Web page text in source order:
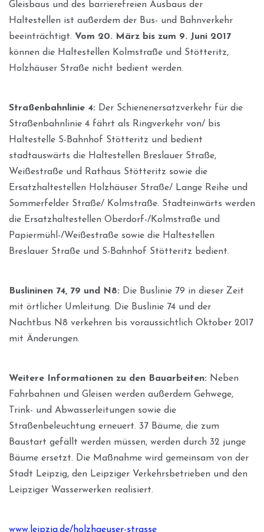
Gleisbaus und des barrierefreien Ausbaus der
Haltestellen ist außerdem der Bus- und Bahnverkehr
beeinträchtigt. Vom 20. März bis zum 9. Juni 2017
können die Haltestellen Kolmstraße und Stötteritz,
Holzhäuser Straße nicht bedient werden.
Straßenbahnlinie 4: Der Schienenersatzverkehr für die
Straßenbahnlinie 4 fährt als Ringverkehr von/ bis
Haltestelle S-Bahnhof Stötteritz und bedient
stadtauswärts die Haltestellen Breslauer Straße,
Weißestraße und Rathaus Stötteritz sowie die
Ersatzhaltestellen Holzhäuser Straße/ Lange Reihe und
Sommerfelder Straße/ Kolmstraße. Stadteinwärts werden
die Ersatzhaltestellen Oberdorf-/Kolmstraße und
Papiermühl-/Weißestraße sowie die Haltestellen
Breslauer Straße und S-Bahnhof Stötteritz bedient.
Buslininen 74, 79 und N8: Die Buslinie 79 in dieser Zeit
mit örtlicher Umleitung. Die Buslinie 74 und der
Nachtbus N8 verkehren bis voraussichtlich Oktober 2017
mit Änderungen.
Weitere Informationen zu den Bauarbeiten: Neben
Fahrbahnen und Gleisen werden außerdem Gehwege,
Trink- und Abwasserleitungen sowie die
Straßenbeleuchtung erneuert. 37 Bäume, die zum
Baustart gefällt werden müssen, werden durch 32 junge
Bäume ersetzt. Die Maßnahme wird gemeinsam von der
Stadt Leipzig, den Leipziger Verkehrsbetrieben und den
Leipziger Wasserwerken realisiert.
www.leipzig.de/holzhaeuser-strasse